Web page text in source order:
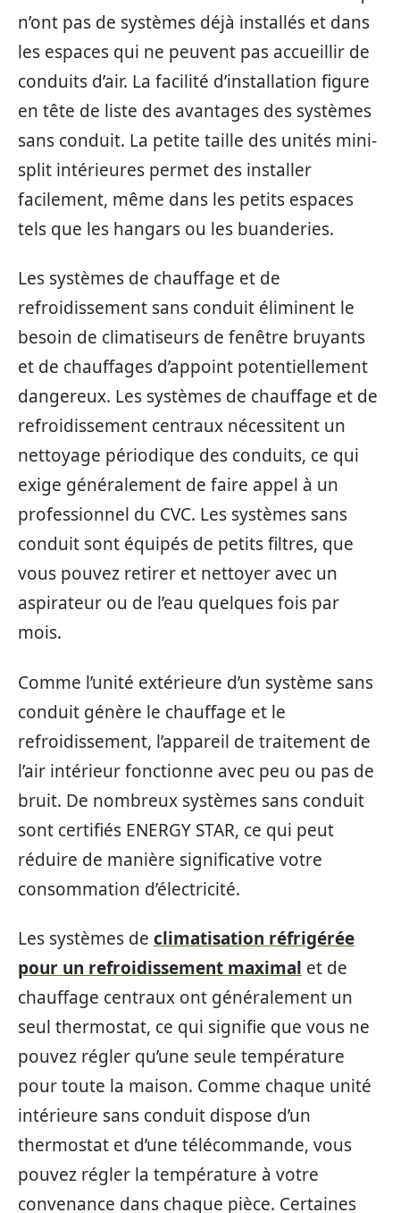
n’ont pas de systèmes déjà installés et dans
les espaces qui ne peuvent pas accueillir de
conduits d’air. La facilité d’installation figure
en tête de liste des avantages des systèmes
sans conduit. La petite taille des unités mini-
split intérieures permet des installer
facilement, même dans les petits espaces
tels que les hangars ou les buanderies.
Les systèmes de chauffage et de
refroidissement sans conduit éliminent le
besoin de climatiseurs de fenêtre bruyants
et de chauffages d’appoint potentiellement
dangereux. Les systèmes de chauffage et de
refroidissement centraux nécessitent un
nettoyage périodique des conduits, ce qui
exige généralement de faire appel à un
professionnel du CVC. Les systèmes sans
conduit sont équipés de petits filtres, que
vous pouvez retirer et nettoyer avec un
aspirateur ou de l’eau quelques fois par
mois.
Comme l’unité extérieure d’un système sans
conduit génère le chauffage et le
refroidissement, l’appareil de traitement de
l’air intérieur fonctionne avec peu ou pas de
bruit. De nombreux systèmes sans conduit
sont certifiés ENERGY STAR, ce qui peut
réduire de manière significative votre
consommation d’électricité.
Les systèmes de climatisation réfrigérée
pour un refroidissement maximal et de
chauffage centraux ont généralement un
seul thermostat, ce qui signifie que vous ne
pouvez régler qu’une seule température
pour toute la maison. Comme chaque unité
intérieure sans conduit dispose d’un
thermostat et d’une télécommande, vous
pouvez régler la température à votre
convenance dans chaque pièce. Certaines